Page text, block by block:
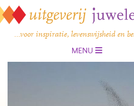
…voor inspiratie, levenswijsheid en
MENU